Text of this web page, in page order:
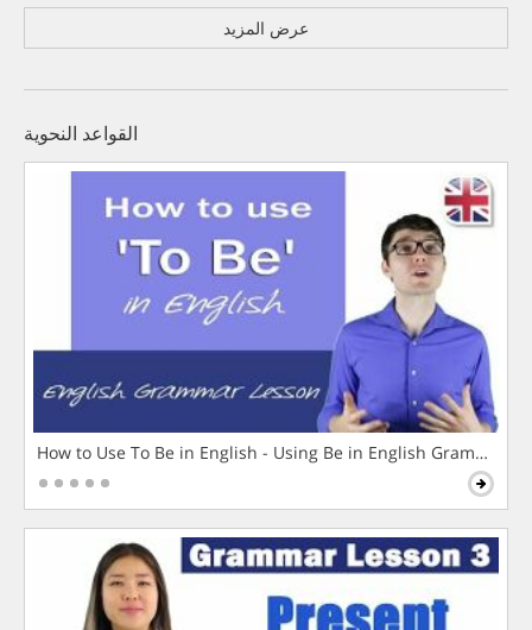
عرض المزيد
القواعد النحوية
How to Use To Be in English - Using Be in English Grammar